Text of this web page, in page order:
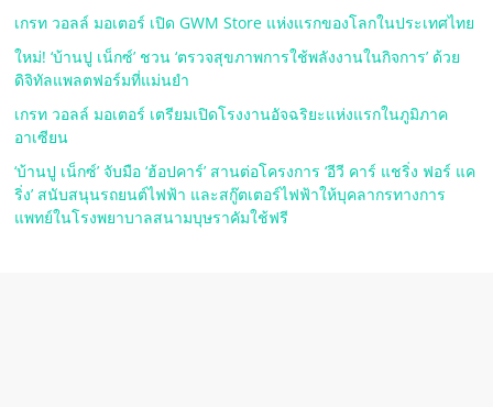
เกรท วอลล์ มอเตอร์ เปิด GWM Store แห่งแรกของโลกในประเทศไทย
ใหม่! ‘บ้านปู เน็กซ์’ ชวน ‘ตรวจสุขภาพการใช้พลังงานในกิจการ’ ด้วย
ดิจิทัลแพลตฟอร์มที่แม่นยำ
เกรท วอลล์ มอเตอร์ เตรียมเปิดโรงงานอัจฉริยะแห่งแรกในภูมิภาค
อาเซียน
‘บ้านปู เน็กซ์’ จับมือ ‘ฮ้อปคาร์’ สานต่อโครงการ ‘อีวี คาร์ แชริ่ง ฟอร์ แค
ริ่ง’ สนับสนุนรถยนต์ไฟฟ้า และสกู๊ตเตอร์ไฟฟ้าให้บุคลากรทางการ
แพทย์ในโรงพยาบาลสนามบุษราคัมใช้ฟรี